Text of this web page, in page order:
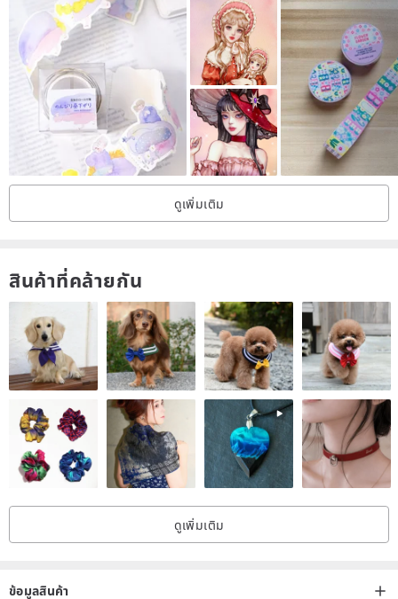
ดูเพิ่มเติม
สินค้าที่คล้ายกัน
ดูเพิ่มเติม
ข้อมูลสินค้า